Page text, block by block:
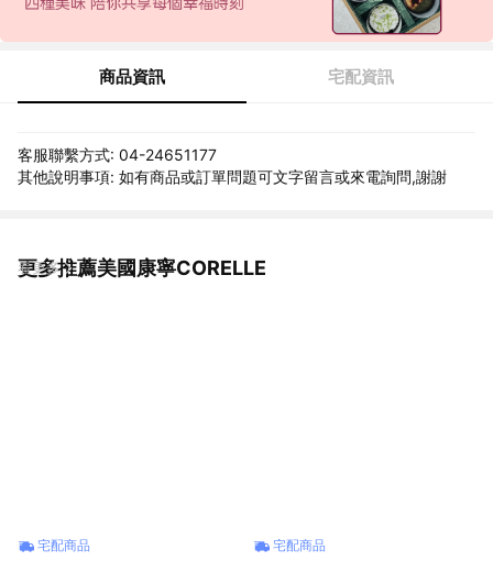
商品資訊 宅配資訊
客服聯繫方式: 04-24651177
其他說明事項: 如有商品或訂單問題可文字留言或來電詢問,謝謝
更多推薦美國康寧CORELLE
看更多
宅配商品 宅配商品